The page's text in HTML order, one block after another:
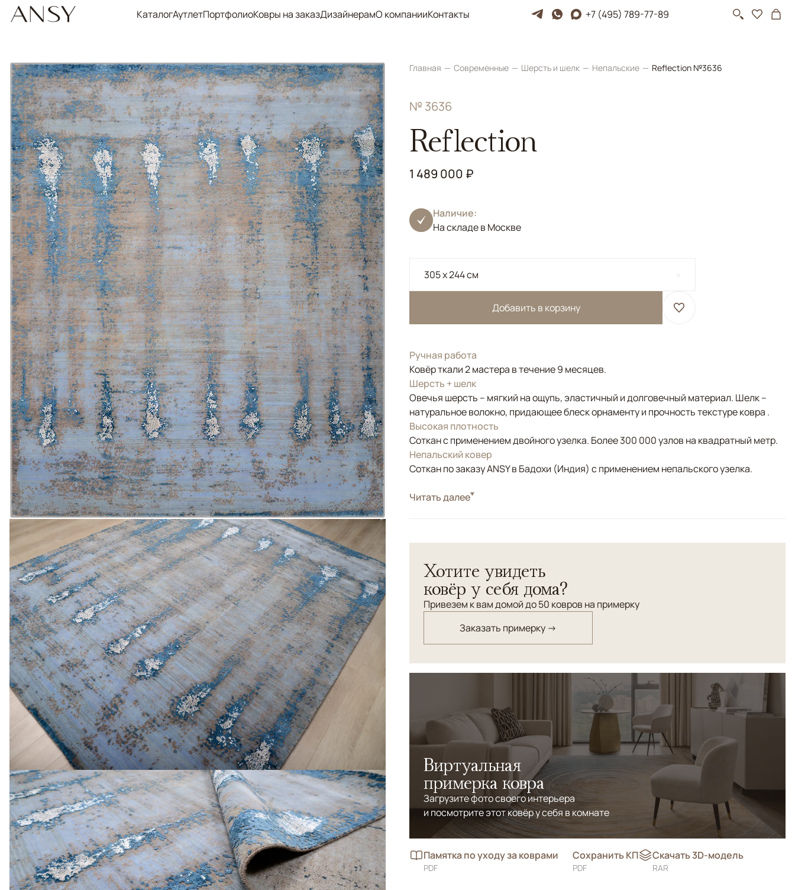
КаталогАутлетПортфолиоКовры на заказДизайнерамО компанииКонтакты +7 (495) 789-77-89
Главная Современные Шерсть и шелк Непальские Reflection №3636
№ 3636
Reflection
1 489 000 ₽
Наличие:
На складе в Москве
305 x 244 см
Добавить в корзину
Ручная работа
Ковёр ткали 2 мастера в течение 9 месяцев.
Шерсть + шелк
Овечья шерсть – мягкий на ощупь, эластичный и долговечный материал. Шелк –
натуральное волокно, придающее блеск орнаменту и прочность текстуре ковра .
Высокая плотность
Соткан с применением двойного узелка. Более 300 000 узлов на квадратный метр.
Непальский ковер
Соткан по заказу ANSY в Бадохи (Индия) с применением непальского узелка.
СтильСовременные
искусстве ковроткачества. Сегодня понятие "роскошный интерьер" наполнено
новым содержанием - это сложный цвет, легкость, подлинный комфорт,
безупречный дизайн и высокое качество! Ковер REFLECTION привнесет динамику и
жизнь, он для тех, кто хочет жить настоящим!
Читать далее
Хотите увидеть
ковёр у себя дома?
Привезем к вам домой до 50 ковров на примерку
Заказать примерку →
Виртуальная
примерка ковра
Загрузите фото своего интерьера
и посмотрите этот ковёр у себя в комнате
Памятка по уходу за коврами
PDF
Сохранить КП
PDF
Скачать 3D-модель
RAR